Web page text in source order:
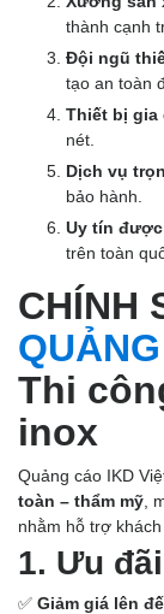
thành cạnh
Đội ngũ
tạo an toàn
Thiết bị gia
nét.
Dịch vụ
bảo hành.
Uy tín
trên toàn
CHÍNH
Thi
inox
Quảng cáo IKD
toàn – thẩm mỹ ,
nhằm hỗ trợ
1. Ưu
✅ Giảm giá lên